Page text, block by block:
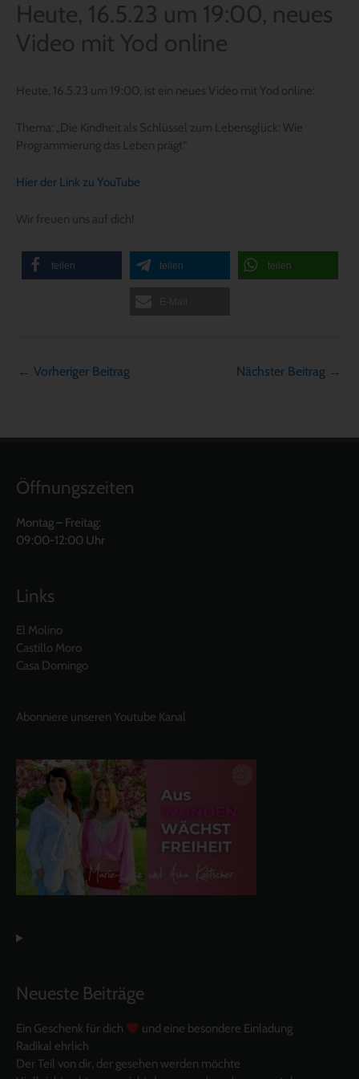
Heute, 16.5.23 um 19:00, neues
Video mit Yod online
Heute, 16.5.23 um 19:00, ist ein neues Video mit Yod online:
Thema: „Die Kindheit als Schlüssel zum Lebensglück: Wie
Programmierung das Leben prägt“
Hier der Link zu YouTube
Wir freuen uns auf dich!
teilen teilen teilen
← Vorheriger Beitrag Nächster Beitrag →
Öffnungszeiten
Montag – Freitag:
09:00-12:00 Uhr
Links
El Molino
Castillo Moro
Casa Domingo
Abonniere unseren Youtube Kanal
Neueste Beiträge
Ein Geschenk für dich
und eine besondere Einladung
Radikal ehrlich
Der Teil von dir, der gesehen werden möchte